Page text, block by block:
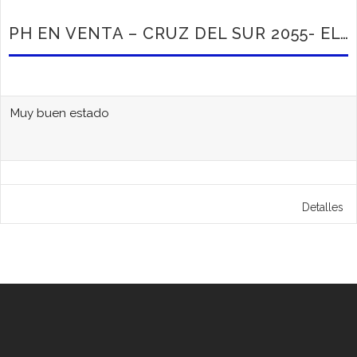
PH EN VENTA – CRUZ DEL SUR 2055- EL TALAR
Muy buen estado
Detalles